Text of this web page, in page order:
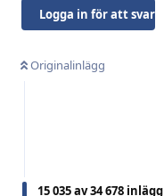
Logga in för att svara
Originalinlägg
15 035av34 678 inlägg